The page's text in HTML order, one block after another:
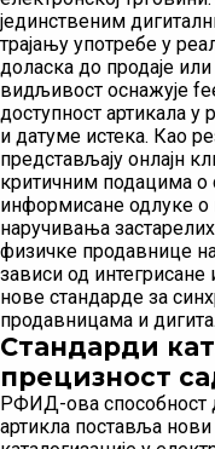
јединственим
трајању употребе у
доласка до продаје
видљивост оснажује
доступност артикала
и датуме истека. Као
представљају онлајн
критичним подацима о
информисане одлуке о
наручивања
физичке продавнице
зависи од интегрисане
нове стандарде за
продавницама и
Стандарди
прецизност
РФИД-ова способност
артикла поставља